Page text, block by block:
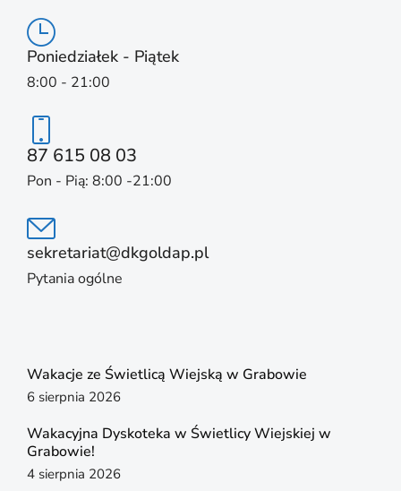
Poniedziałek - Piątek
8:00 - 21:00
87 615 08 03
Pon - Pią: 8:00 -21:00
sekretariat@dkgoldap.pl
Pytania ogólne
Wakacje ze Świetlicą Wiejską w Grabowie
6 sierpnia 2026
Wakacyjna Dyskoteka w Świetlicy Wiejskiej w
Grabowie!
4 sierpnia 2026